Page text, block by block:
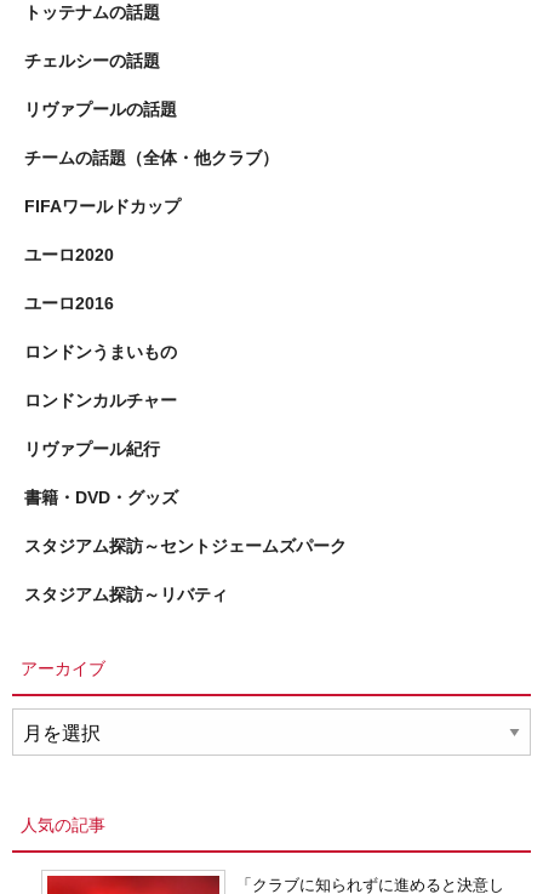
トッテナムの話題
チェルシーの話題
リヴァプールの話題
チームの話題（全体・他クラブ）
FIFAワールドカップ
ユーロ2020
ユーロ2016
ロンドンうまいもの
ロンドンカルチャー
リヴァプール紀行
書籍・DVD・グッズ
スタジアム探訪～セントジェームズパーク
スタジアム探訪～リバティ
アーカイブ
ー
人気の記事
「クラブに知られずに進めると決意し